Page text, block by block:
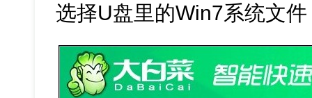
选择U盘里的Win7系统文件